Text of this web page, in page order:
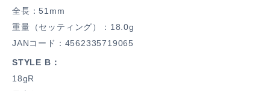
全長：51mm
重量（セッティング）：18.0g
JANコード：4562335719065
STYLE B
18gR